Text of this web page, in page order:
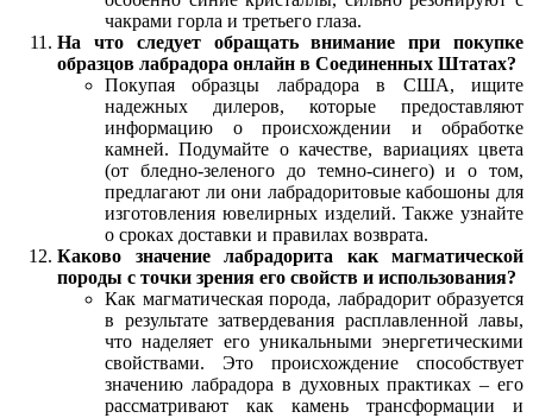
чакрами горла и третьего глаза.
На что следует обращать внимание при покупке
образцов лабрадора онлайн в Соединенных Штатах?
Покупая образцы лабрадора в США, ищите
надежных дилеров, которые предоставляют
информацию о происхождении и обработке
камней. Подумайте о качестве, вариациях цвета
(от бледно-зеленого до темно-синего) и о том,
предлагают ли они лабрадоритовые кабошоны для
изготовления ювелирных изделий. Также узнайте
о сроках доставки и правилах возврата.
Каково значение лабрадорита как магматической
породы с точки зрения его свойств и использования?
Как магматическая порода, лабрадорит образуется
в результате затвердевания расплавленной лавы,
что наделяет его уникальными энергетическими
свойствами. Это происхождение способствует
значению лабрадора в духовных практиках – его
рассматривают как камень трансформации и